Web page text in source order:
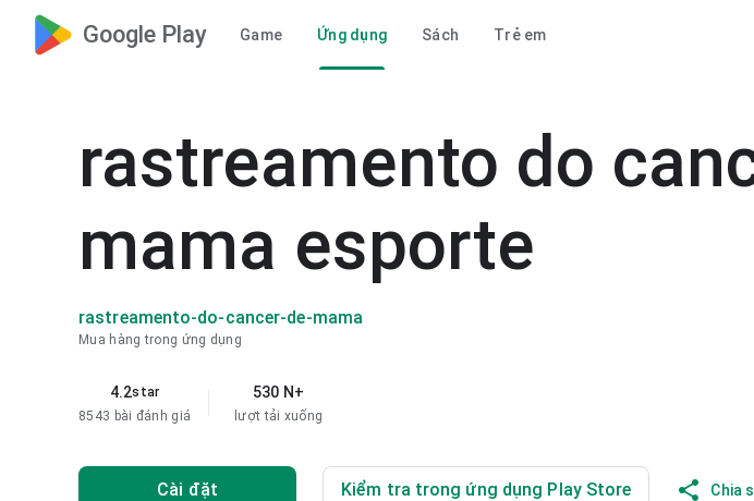
Google Play Game Ứng dụng Sách Trẻ em
rastreamento do
mama esporte
rastreamento-do-cancer-de-mama
Mua hàng trong ứng dụng
4.2star
8543 bài đánh giá
530 N+
lượt tải xuống
Cài đặt Kiểm tra trong ứng dụng Play Store Chia